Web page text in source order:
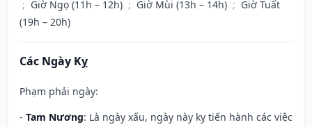
; Giờ Ngọ (11h – 12h) ; Giờ Mùi (13h – 14h) ; Giờ Tuất
(19h – 20h)
Các Ngày Kỵ
Phạm phải ngày:
- Tam Nương: Là ngày xấu, ngày này kỵ tiến hành các việc